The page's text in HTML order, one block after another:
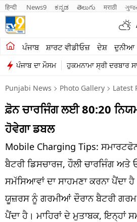
हिन्दी News9 ಕನ್ನಡ తెలుగు मराठी
ਪੰਜਾਬ ਸ਼ਾਰਟ ਵੀਡੀਓਜ਼ ਦੇਸ਼ ਦੁਨੀਆ
ਪੰਜਾਬ ਦਾ ਮੌਸਮ ਹੁਕਮਨਾਮਾ ਸ੍ਰੀ ਦਰਬਾਰ
ਖੇਤੀਬਾੜੀ
ਸ਼ਾਰਟ ਵੀਡੀਓਜ਼
ਕਾਰੋਬਾਰ
ਕਰਿਅਰ
ਦੇਸ਼
ਲਾਈਫ ਸਟਾਈਲ
ਪੰਜਾਬ
Punjabi News Photo Gallery Latest
ਫ਼ੋਨ ਚਾਰਜਿੰਗ ਲਈ 80:20
ਹੋਵੇਗਾ ਡਬਲ
Mobile Charging Tips:
ਬੈਟਰੀ ਡਿਸਚਾਰਜ, ਹੌਲੀ ਚਾਰਜਿੰਗ
ਸਮੱਸਿਆਵਾਂ ਦਾ ਸਾਹਮਣਾ ਕਰਨਾ
ਯੂਜ਼ਰਸ ਨੂੰ ਗਰਮੀਆਂ ਦੌਰਾਨ ਬੈਟਰੀ ਗਰਮ
ਪੈਂਦਾ ਹੈ। ਮਾਹਿਰਾਂ ਦੇ ਮੁਤਾਬਕ, ਇਨ੍ਹਾਂ